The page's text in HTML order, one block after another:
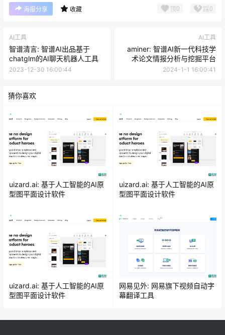
海报分享 收藏 顶0 踩0
AI工具
智谱清言: 智谱AI出品基于
chatglm的AI聊天机器人工具
2023-12-30 16:00:44
AI工具
aminer: 智谱AI新一代科技学
术论文情报分析与挖掘平台
2024-1-1 16:00:41
猜你喜欢
uizard.ai: 基于人工智能的AI原
型图平面设计软件
uizard.ai: 基于人工智能的AI原
型图平面设计软件
uizard.ai: 基于人工智能的AI原
型图平面设计软件
网易见外: 网易旗下视频自动字
幕翻译工具